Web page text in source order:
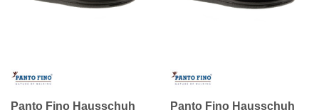
Panto Fino Hausschuh Panto Fino Hausschuh